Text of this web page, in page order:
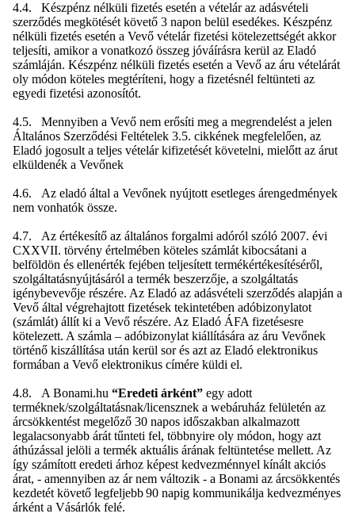
4.4. Készpénz nélküli fizetés esetén a vételár az adásvételi
szerződés megkötését követő 3 napon belül esedékes. Készpénz
nélküli fizetés esetén a Vevő vételár fizetési kötelezettségét akkor
teljesíti, amikor a vonatkozó összeg jóváírásra kerül az Eladó
számláján. Készpénz nélküli fizetés esetén a Vevő az áru vételárát
oly módon köteles megtéríteni, hogy a fizetésnél feltünteti az
egyedi fizetési azonosítót.
4.5. Mennyiben a Vevő nem erősíti meg a megrendelést a jelen
Általános Szerződési Feltételek 3.5. cikkének megfelelően, az
Eladó jogosult a teljes vételár kifizetését követelni, mielőtt az árut
elküldenék a Vevőnek
4.6. Az eladó által a Vevőnek nyújtott esetleges árengedmények
nem vonhatók össze.
4.7. Az értékesítő az általános forgalmi adóról szóló 2007. évi
CXXVII. törvény értelmében köteles számlát kibocsátani a
belföldön és ellenérték fejében teljesített termékértékesítéséről,
szolgáltatásnyújtásáról a termék beszerzője, a szolgáltatás
igénybevevője részére. Az Eladó az adásvételi szerződés alapján a
Vevő által végrehajtott fizetések tekintetében adóbizonylatot
(számlát) állít ki a Vevő részére. Az Eladó ÁFA fizetésesre
kötelezett. A számla – adóbizonylat kiállítására az áru Vevőnek
történő kiszállítása után kerül sor és azt az Eladó elektronikus
formában a Vevő elektronikus címére küldi el.
4.8. A Bonami.hu “Eredeti árként” egy adott
terméknek/szolgáltatásnak/licensznek a webáruház felületén az
árcsökkentést megelőző 30 napos időszakban alkalmazott
legalacsonyabb árát tűnteti fel, többnyire oly módon, hogy azt
áthúzással jelöli a termék aktuális árának feltüntetése mellett. Az
így számított eredeti árhoz képest kedvezménnyel kínált akciós
árat, - amennyiben az ár nem változik - a Bonami az árcsökkentés
kezdetét követő legfeljebb 90 napig kommunikálja kedvezményes
árként a Vásárlók felé.